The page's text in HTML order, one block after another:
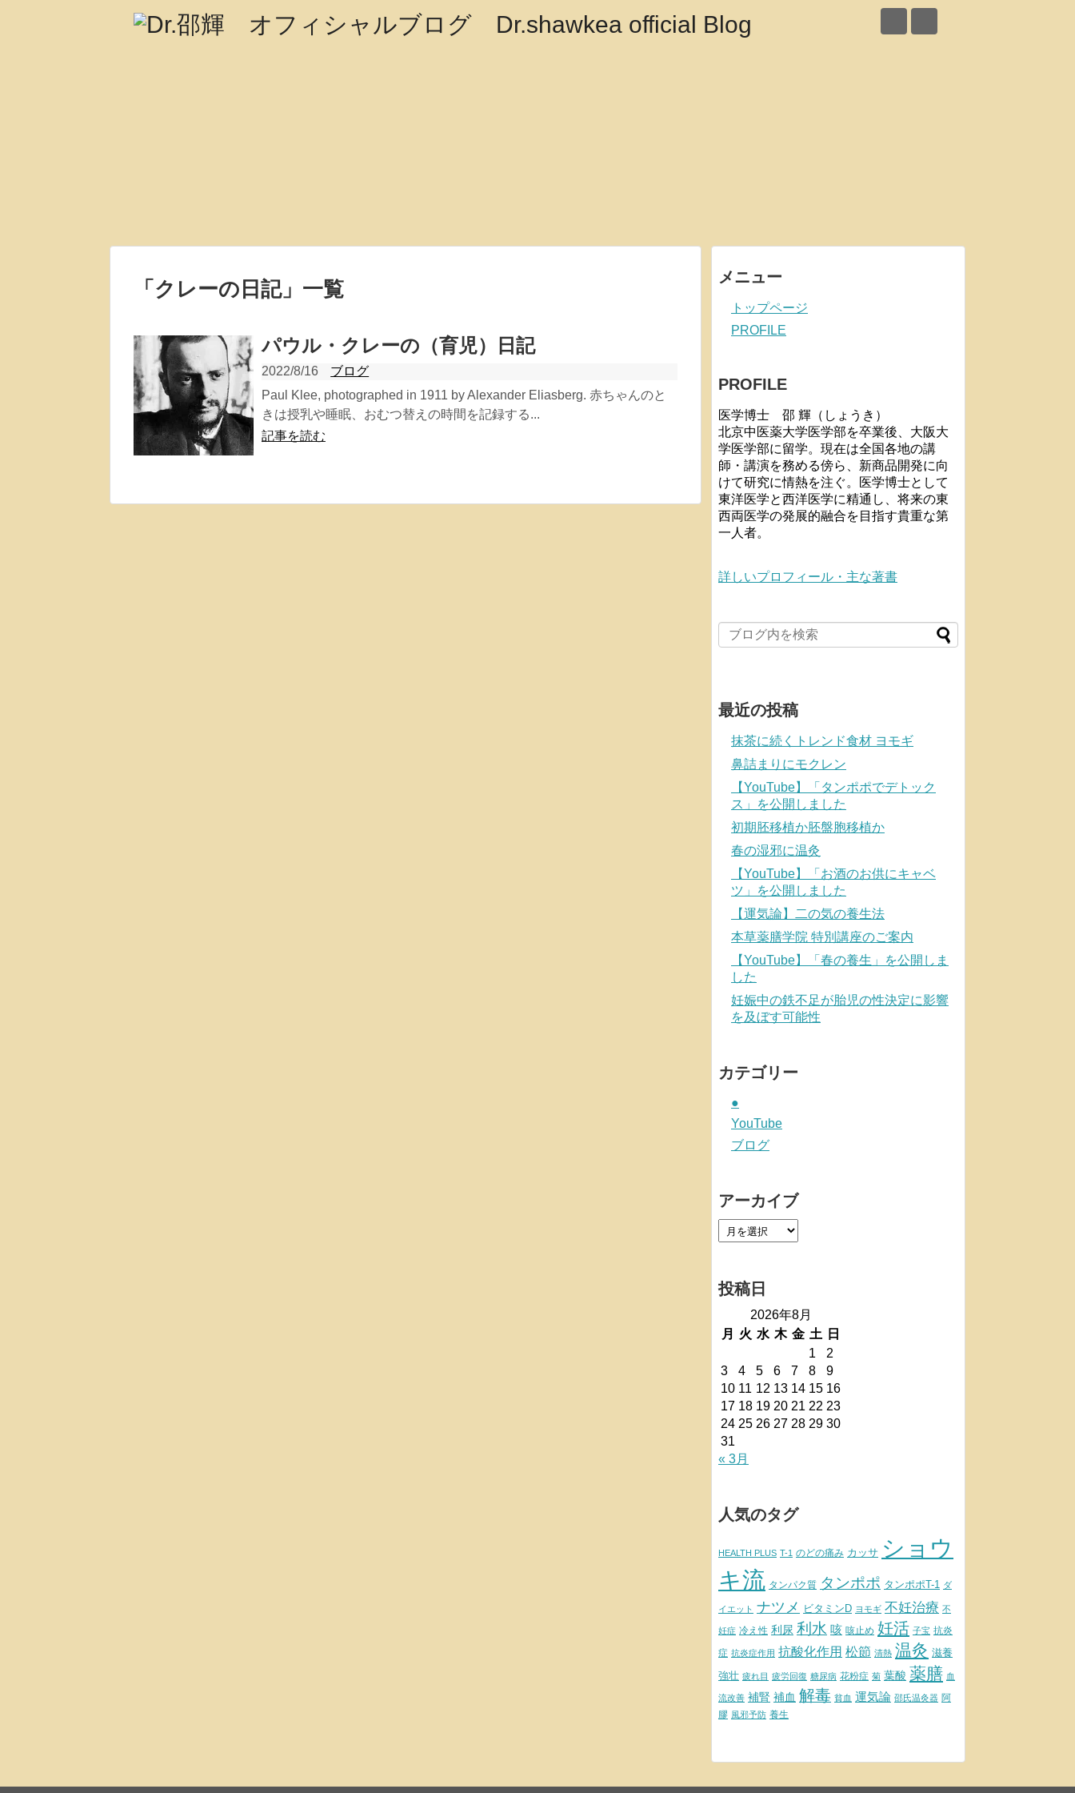
「 クレーの日記」 一覧
パウル・クレーの（育児）日記
2022/8/16
ブログ
Paul Klee, photographed in 1911 by Alexander Eliasberg. 赤ちゃんのと
きは授乳や睡眠、おむつ替えの時間を記録する...
記事を読む
メニュー
トップページ
PROFILE
PROFILE
医学博士 邵 輝（しょうき）
北京中医薬大学医学部を卒業後、大阪大
学医学部に留学。現在は全国各地の講
師・講演を務める傍ら、新商品開発に向
けて研究に情熱を注ぐ。医学博士として
東洋医学と西洋医学に精通し、将来の東
西両医学の発展的融合を目指す貴重な第
一人者。
詳しいプロフィール・主な著書
最近の投稿
抹茶に続くトレンド食材 ヨモギ
鼻詰まりにモクレン
【YouTube】「タンポポでデトック
ス」を公開しました
初期胚移植か胚盤胞移植か
春の湿邪に温灸
【YouTube】「お酒のお供にキャベ
ツ」を公開しました
【運気論】二の気の養生法
本草薬膳学院 特別講座のご案内
【YouTube】「春の養生」を公開しま
した
妊娠中の鉄不足が胎児の性決定に影響
を及ぼす可能性
カテゴリー
●
YouTube
ブログ
アーカイブ
投稿日
2026年8月
月
火 水 木 金 土
日
1
2
3
4 5 6 7 8
9
10 11 12 13 14 15 16
17 18 19 20 21 22 23
24 25 26 27 28 29 30
31
« 3月
人気のタグ
HEALTH PLUS T-1 のどの痛み カッサ ショウ
キ流 タンパク質 タンポポ タンポポT-1 ダ
イエット ナツメ ビタミンD ヨモギ 不妊治療 不
妊症 冷え性 利尿 利水 咳 咳止め 妊活 子宝 抗炎
症 抗炎症作用 抗酸化作用 松節 清熱 温灸 滋養
強壮 疲れ目 疲労回復 糖尿病 花粉症 菊 葉酸 薬膳 血
流改善 補腎 補血 解毒 貧血 運気論 邵氏温灸器 阿
膠 風邪予防 養生